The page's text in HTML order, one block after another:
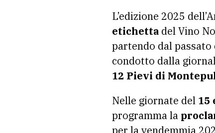
L’edizione 2025
etichetta del Vino
partendo dal
condotto dalla
12 Pievi di
Nelle giornate del 15
programma la
per la vendemmia